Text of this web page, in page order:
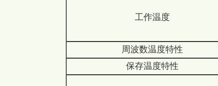
工作温度
周波数温度特性
保存温度特性